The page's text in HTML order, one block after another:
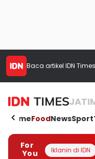
Baca artikel IDN Times
HomeFoodNewsSport
For
You
Iklanin di IDN